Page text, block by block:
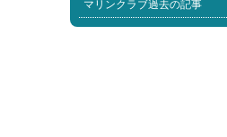
マリンクラブ過去の記事